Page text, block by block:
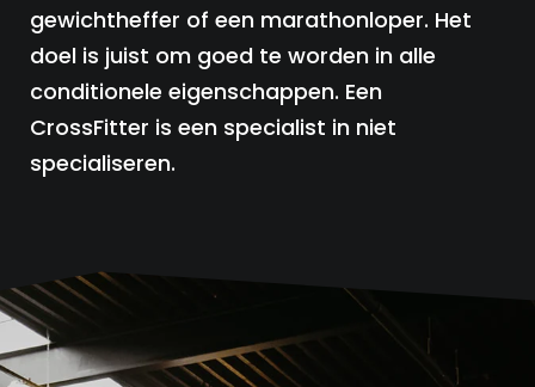
gewichtheffer of een marathonloper. Het
doel is juist om goed te worden in alle
conditionele eigenschappen. Een
CrossFitter is een specialist in niet
specialiseren.